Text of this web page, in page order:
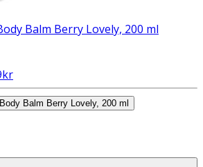
Balm Berry Lovely, 200 ml
kr
Balm Berry Lovely, 200 ml